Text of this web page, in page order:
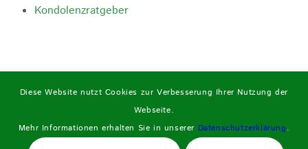
Kondolenzratgeber
Diese Website nutzt Cookies zur Verbesserung Ihrer Nutzung der
Webseite.
Mehr Informationen erhalten Sie in unserer Datenschutzerklärung.